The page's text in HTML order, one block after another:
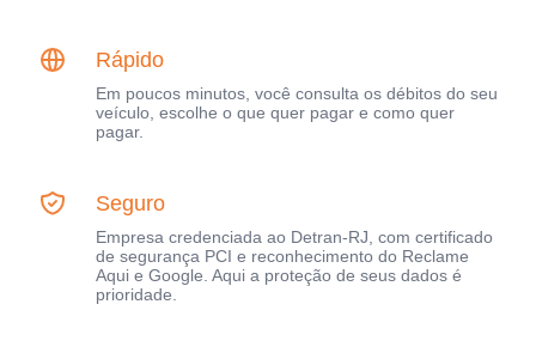
Rápido
Em poucos minutos, você consulta os débitos do seu
veículo, escolhe o que quer pagar e como quer
pagar.
Seguro
Empresa credenciada ao Detran-RJ, com certificado
de segurança PCI e reconhecimento do Reclame
Aqui e Google. Aqui a proteção de seus dados é
prioridade.